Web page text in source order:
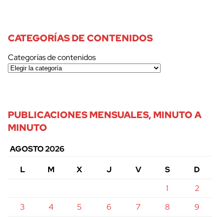
CATEGORÍAS DE CONTENIDOS
Categorías de contenidos
PUBLICACIONES MENSUALES, MINUTO A
MINUTO
AGOSTO 2026
L
M X J V S
D
1
2
3
4 5 6 7 8
9